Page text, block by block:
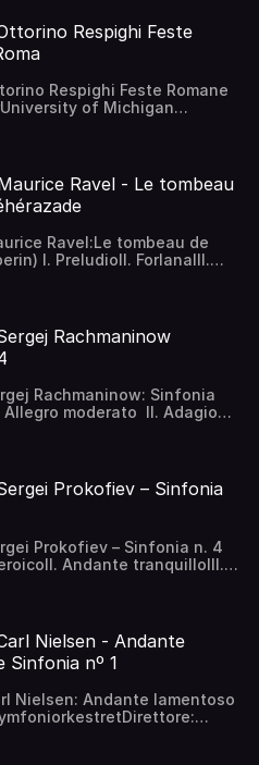
tenore) - Rex tremendae
mezzosoprano) -
(basso, coro) - Lacrymosa
(doppio coro) 5. Agnus Dei
6. Comunione
- Lux aeterna 7. Libera me
Dies irae - Requiem
Kaufman, tenore René
del Teatro alla Scala Daniel
Respighi Feste
Respighi Feste Romane
of Michigan
I pini di Villa
pini del GianicoloI
di Tokyo
Ravel - Le tombeau
Ravel:Le tombeau de
I. PreludioII. ForlanaIII.
– Orchestra
∙Jaime Martín,
(Orchestra
∙Christiane Karg,
Direttore
Rachmaninow
Rachmaninow: Sinfonia
Allegro moderato II. Adagio
– Tempo come prima III.
(Tempo primo) –Andante
Radio Symphony ∙Direttore
Prokofiev – Sinfonia
Prokofiev – Sinfonia n. 4
Andante tranquilloIII.
Allegro risolutoOrchestra
di San PietroburgoValery
Nielsen - Andante
Sinfonia nº 1
Nielsen: Andante lamentoso
Finale: Allegro con